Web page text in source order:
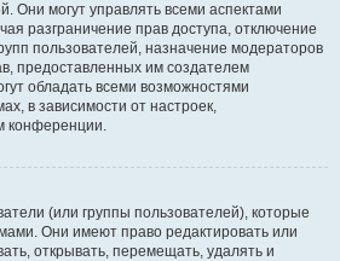
Они могут управлять всеми аспектами
разграничение прав доступа, отключение
пользователей, назначение модераторов
предоставленных им создателем
обладать всеми возможностями
в зависимости от настроек,
конференции.
(или группы пользователей), которые
Они имеют право редактировать или
открывать, перемещать, удалять и